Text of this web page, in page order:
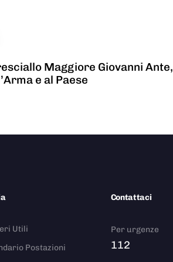
Maggiore Giovanni Ante,
e al Paese
Utili
Postazioni
Contattaci
Per urgenze
112